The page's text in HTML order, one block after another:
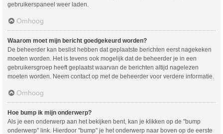
gebruikerspaneel weer laden.
Omhoog
Waarom moet mijn bericht goedgekeurd worden?
De beheerder kan beslist hebben dat geplaatste berichten eerst nagekeken
moeten worden. Het is tevens ook mogelijk dat de beheerder je in een
gebruikersgroep heeft geplaatst waarvan de berichten altijd nagelezen
moeten worden. Neem contact op met de beheerder voor verdere informatie.
Omhoog
Hoe bump ik mijn onderwerp?
Als je een onderwerp aan het bekijken bent, kan je klikken op de "bump
onderwerp" link. Hierdoor "bump" je het onderwerp naar boven op de eerste